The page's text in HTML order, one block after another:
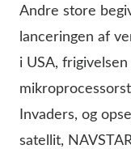
Andre store
lanceringen af
i USA,
Invaders, og
satellit,